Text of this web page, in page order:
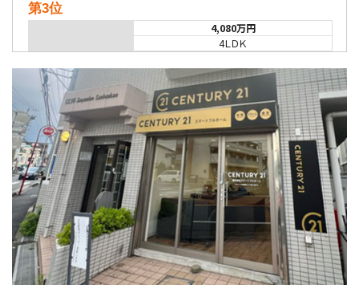
第3位
4,080万円
4ＬＤＫ
歩17分
南側道路に面しており日当たり良好。 キッチンから…
第4位
5,480万円
4ＬＤＫ
相模大野駅
バ9分・歩4分
２０１５年６月築、積水ハウス施工住宅です。 南東…
第5位
3,680万円
4ＬＤＫ